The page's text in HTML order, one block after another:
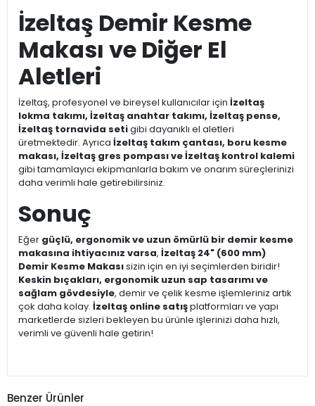
İzeltaş Demir Kesme
Makası ve Diğer El
Aletleri
İzeltaş, profesyonel ve bireysel kullanıcılar için İzeltaş
lokma takımı, İzeltaş anahtar takımı, İzeltaş pense,
İzeltaş tornavida setigibi dayanıklı el aletleri
üretmektedir. Ayrıca İzeltaş takım çantası, boru kesme
makası, İzeltaş gres pompası ve İzeltaş kontrol kalemi
gibi tamamlayıcı ekipmanlarla bakım ve onarım süreçlerinizi
daha verimli hale getirebilirsiniz.
Sonuç
Eğer güçlü, ergonomik ve uzun ömürlü bir demir kesme
makasına ihtiyacınız varsa, İzeltaş 24" (600 mm)
Demir Kesme Makasısizin için en iyi seçimlerden biridir!
Keskin bıçakları, ergonomik uzun sap tasarımı ve
sağlam gövdesiyle, demir ve çelik kesme işlemleriniz artık
çok daha kolay. İzeltaş online satışplatformları ve yapı
marketlerde sizleri bekleyen bu ürünle işlerinizi daha hızlı,
verimli ve güvenli hale getirin!
Benzer Ürünler